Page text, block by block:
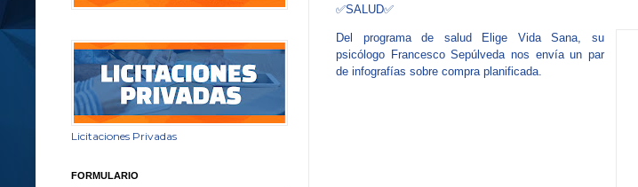
✅SALUD✅
Del programa de salud Elige Vida Sana, su
psicólogo Francesco Sepúlveda nos envía un par
de infografías sobre compra planificada.
Licitaciones Privadas
FORMULARIO